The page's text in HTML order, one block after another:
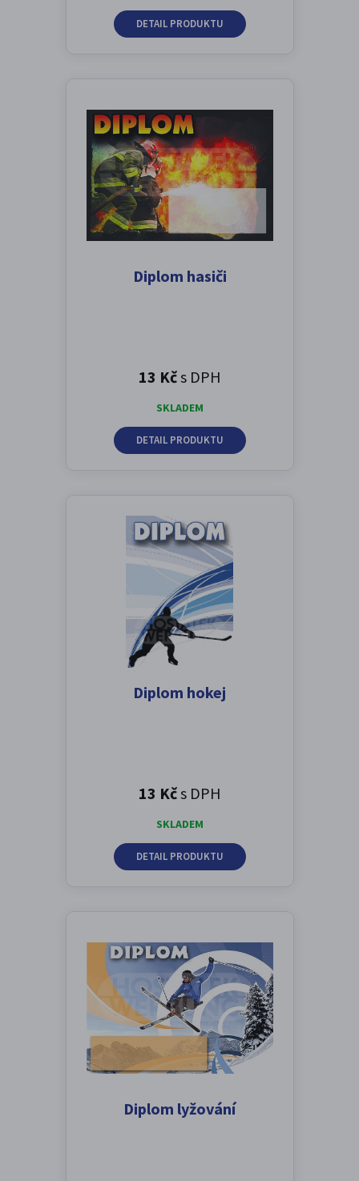
DETAIL PRODUKTU
Diplom hasiči
13 Kčs DPH
SKLADEM
DETAIL PRODUKTU
Diplom hokej
13 Kčs DPH
SKLADEM
DETAIL PRODUKTU
Diplom lyžování